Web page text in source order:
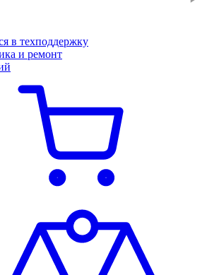
в техподдержку
и ремонт